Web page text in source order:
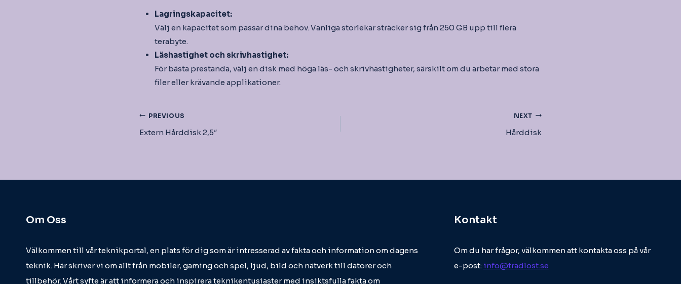
Lagringskapacitet:
Välj en kapacitet som passar dina behov. Vanliga storlekar sträcker sig från 250 GB upp till flera
terabyte.
Läshastighet och skrivhastighet:
För bästa prestanda, välj en disk med höga läs- och skrivhastigheter, särskilt om du arbetar med stora
filer eller krävande applikationer.
Inläggsnavigering
PREVIOUS
Extern Hårddisk 2,5″
NEXT
Hårddisk
Om Oss
Välkommen till vår teknikportal, en plats för dig som är intresserad av fakta och information om dagens
teknik. Här skriver vi om allt från mobiler, gaming och spel, ljud, bild och nätverk till datorer och
tillbehör. Vårt syfte är att informera och inspirera teknikentusiaster med insiktsfulla fakta om
Kontakt
Om du har frågor, välkommen att kontakta oss på vår
e-post: info@tradlost.se